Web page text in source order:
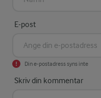
E-post
Din e-postadress syns inte
Skriv din kommentar